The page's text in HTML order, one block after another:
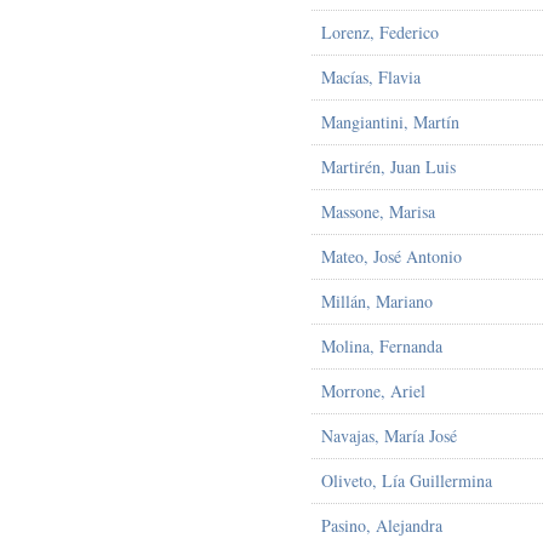
Lorenz, Federico
Macías, Flavia
Mangiantini, Martín
Martirén, Juan Luis
Massone, Marisa
Mateo, José Antonio
Millán, Mariano
Molina, Fernanda
Morrone, Ariel
Navajas, María José
Oliveto, Lía Guillermina
Pasino, Alejandra